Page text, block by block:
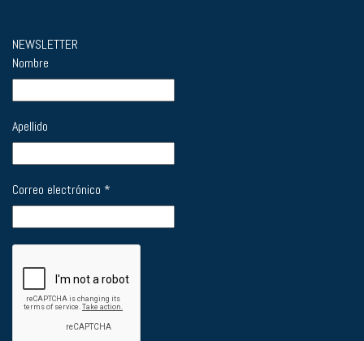
NEWSLETTER
Nombre
Apellido
Correo electrónico *